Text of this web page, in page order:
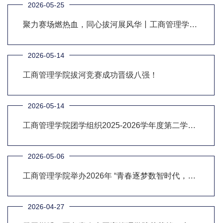
2026-05-25
聚力赛场燃热血，同心拔河展风华丨工商管理学院
2026-05-14
工商管理学院拔河竞赛成功晋级八强！
2026-05-14
工商管理学院团学组织2025-2026学年度第二学期
2026-05-06
工商管理学院举办2026年 “青春逐梦数智时代，挺
2026-04-27